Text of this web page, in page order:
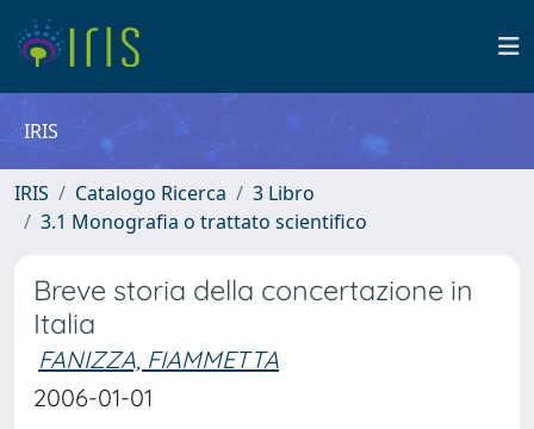
IRIS
IRIS Catalogo Ricerca
3 Libro
3.1 Monografia o trattato scientifico
Breve storia della concertazione in
Italia
FANIZZA, FIAMMETTA
2006-01-01